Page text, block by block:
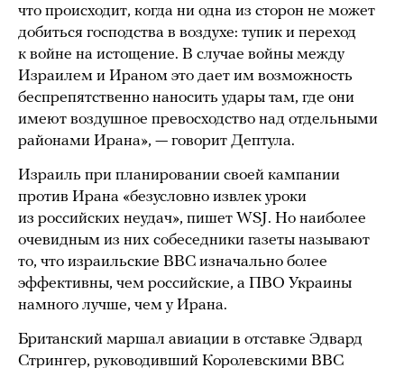
что происходит, когда ни одна из сторон не может
добиться господства в воздухе: тупик и переход
к войне на истощение. В случае войны между
Израилем и Ираном это дает им возможность
беспрепятственно наносить удары там, где они
имеют воздушное превосходство над отдельными
районами Ирана», — говорит Дептула.
Израиль при планировании своей кампании
против Ирана «безусловно извлек уроки
из российских неудач», пишет WSJ. Но наиболее
очевидным из них собеседники газеты называют
то, что израильские ВВС изначально более
эффективны, чем российские, а ПВО Украины
намного лучше, чем у Ирана.
Британский маршал авиации в отставке Эдвард
Стрингер, руководивший Королевскими ВВС